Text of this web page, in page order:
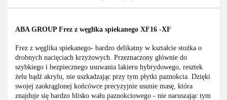
ABA GROUP Frez z węglika spiekanego XF16 -XF
Frez z węglika spiekanego- bardzo delikatny w kształcie stożka o
drobnych nacięciach krzyżowych. Przeznaczony głównie do
szybkiego i bezpiecznego usuwania lakieru hybrydowego, resztek
żelu bądź akrylu, nie uszkadzając przy tym płytki paznokcia. Dzięki
swojej zaokrąglonej końcówce precyzyjnie usunie masę, która
znajduje się bardzo blisko wału paznokciowego - nie naruszając tym